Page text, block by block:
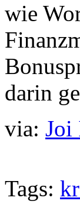
wie
darin
via: Joi
Tags: